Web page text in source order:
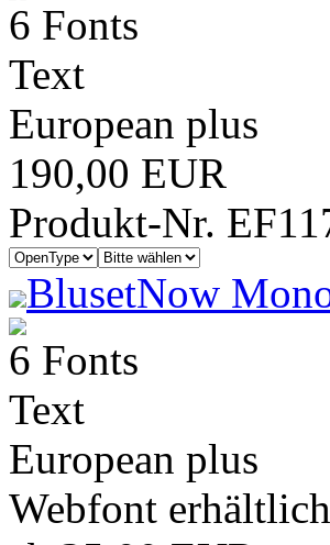
6 Fonts
Text
European plus
190,00 EUR
Produkt-Nr.
BlusetNow
6 Fonts
Text
European plus
Webfont erhältlich